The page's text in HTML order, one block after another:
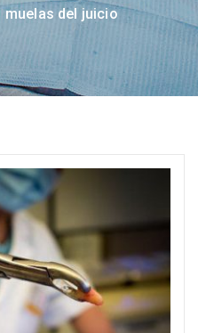
muelas del juicio